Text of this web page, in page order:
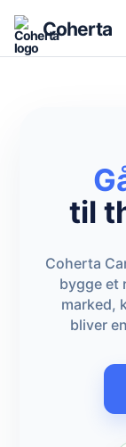
Coherta
til
Coherta
bygge et
marked,
bliver